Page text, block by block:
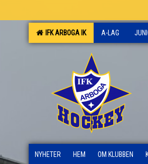
IFK ARBOGA IK A-LAG
NYHETER HEM OM KLUBBEN